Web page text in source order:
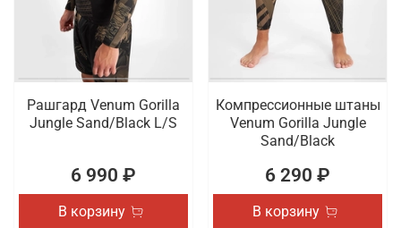
Рашгард Venum Gorilla
Jungle Sand/Black L/S
6 990 ₽
В корзину
Компрессионные штаны
Venum Gorilla Jungle
Sand/Black
6 290 ₽
В корзину